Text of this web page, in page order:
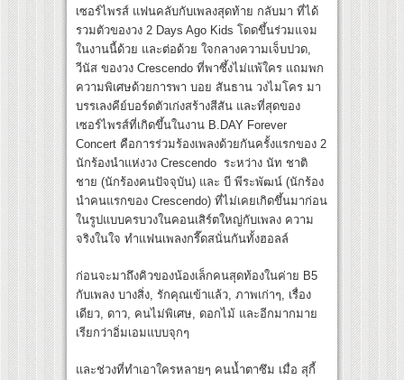
เซอร์ไพรส์ แฟนคลับกับเพลงสุดท้าย กลับมา ที่ได้
รวมตัวของวง 2 Days Ago Kids โดดขึ้นร่วมแจม
ในงานนี้ด้วย และต่อด้วย ใจกลางความเจ็บปวด,
วีนัส ของวง Crescendo ที่พาซึ้งไม่แพ้ใคร แถมพก
ความพิเศษด้วยการพา บอย สันธาน วงไมโคร มา
บรรเลงคีย์บอร์ดตัวเก่งสร้างสีสัน และที่สุดของ
เซอร์ไพรส์ที่เกิดขึ้นในงาน B.DAY Forever
Concert คือการร่วมร้องเพลงด้วยกันครั้งแรกของ 2
นักร้องนำแห่งวง Crescendo ระหว่าง นัท ชาติ
ชาย (นักร้องคนปัจจุบัน) และ บี พีระพัฒน์ (นักร้อง
นำคนแรกของ Crescendo) ที่ไม่เคยเกิดขึ้นมาก่อน
ในรูปแบบครบวงในคอนเสิร์ตใหญ่กับเพลง ความ
จริงในใจ ทำแฟนเพลงกรี๊ดสนั่นกันทั้งฮอลล์
ก่อนจะมาถึงคิวของน้องเล็กคนสุดท้องในค่าย B5
กับเพลง บางสิ่ง, รักคุณเข้าแล้ว, ภาพเก่าๆ, เรื่อง
เดียว, ดาว, คนไม่พิเศษ, ดอกไม้ และอีกมากมาย
เรียกว่าอิ่มเอมแบบจุกๆ
และช่วงที่ทำเอาใครหลายๆ คนน้ำตาซึม เมื่อ สุกี้